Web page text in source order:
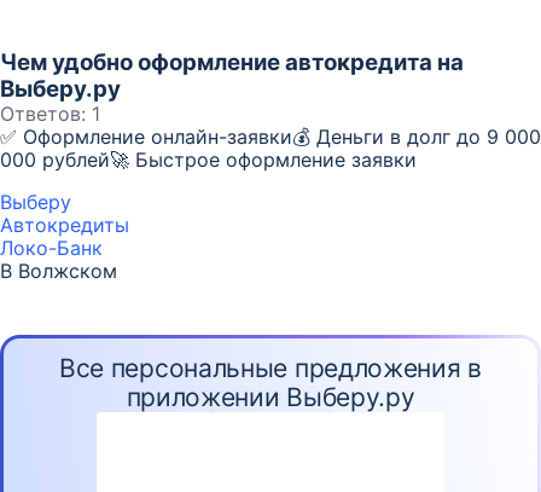
Чем удобно оформление автокредита на
Выберу.ру
Ответов: 1
✅ Оформление онлайн-заявки💰 Деньги в долг до 9 000
000 рублей🚀 Быстрое оформление заявки
Выберу
Автокредиты
Локо-Банк
В Волжском
Все персональные предложения в
приложении Выберу.ру